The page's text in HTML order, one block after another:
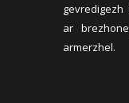
ar
armerzhel.